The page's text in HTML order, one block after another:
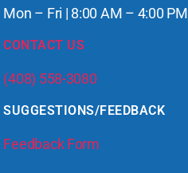
Mon – Fri | 8:00 AM – 4:00 PM
CONTACT US
(408) 558-3080
SUGGESTIONS/FEEDBACK
Feedback Form